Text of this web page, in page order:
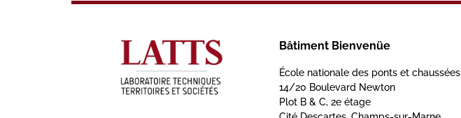
Bâtiment Bienvenüe
École nationale des ponts et chaussées
14/20 Boulevard Newton
Plot B & C, 2e étage